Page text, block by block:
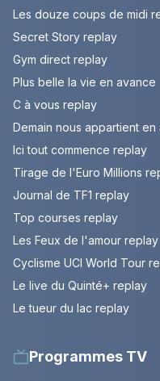
Les douze coups de midi
Secret Story replay
Gym direct replay
Plus belle la vie en avance
C à vous replay
Demain nous appartient en
Ici tout commence replay
Tirage de l'Euro Millions
Journal de TF1 replay
Top courses replay
Les Feux de l'amour replay
Cyclisme UCI World Tour
Le live du Quinté+ replay
Le tueur du lac replay
Programmes TV